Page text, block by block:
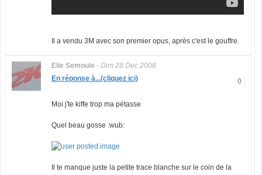
Il a vendu 3M avec son premier opus, après c'est le gouffre.
Elie Semoule - Dim 28 Dec 2008
0
En réponse à...(cliquez ici)
Moi j'te kiffe trop ma pétasse
Quel beau gosse :wub:
Il te manque juste la petite trace blanche sur le coin de la